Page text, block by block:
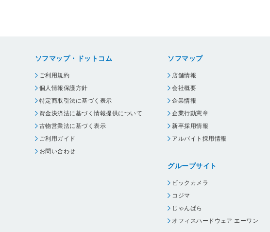
ソフマップ・ドットコム
ご利用規約
個人情報保護方針
特定商取引法に基づく表示
資金決済法に基づく情報提供について
古物営業法に基づく表示
ご利用ガイド
お問い合わせ
ソフマップ
店舗情報
会社概要
企業情報
企業行動憲章
新卒採用情報
アルバイト採用情報
グループサイト
ビックカメラ
コジマ
じゃんぱら
オフィスハードウェア エーワン